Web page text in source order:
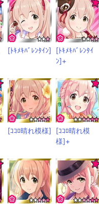
[ﾄｷﾒｷﾊﾞﾚﾝﾀｲﾝ]
[ﾄｷﾒｷﾊﾞﾚﾝﾀｲ
ﾝ]+
[ｺｺﾛ晴れ模様]
[ｺｺﾛ晴れ模
様]+